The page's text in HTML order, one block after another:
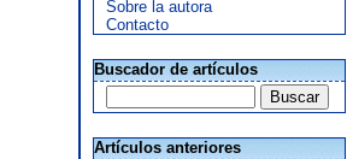
Sobre la autora
Contacto
Buscador de artículos
Artículos anteriores